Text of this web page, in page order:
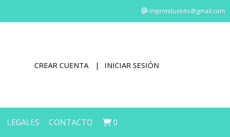
imprimituskits@gmail.com
CREAR CUENTA INICIAR SESIÓN
LEGALES CONTACTO 0